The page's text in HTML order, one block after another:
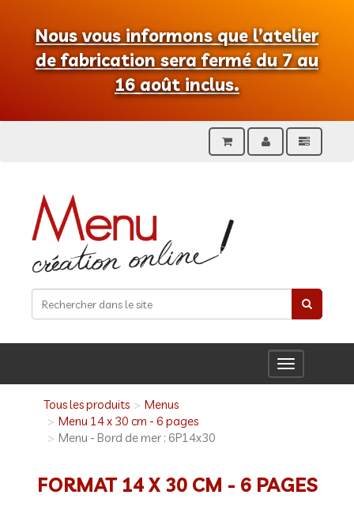
Nous vous informons que l’atelier
de fabrication sera fermé du 7 au
16 août inclus.
Toggle
navigation
Tous les produits
Menus
Menu 14 x 30 cm - 6 pages
Menu - Bord de mer : 6P14x30
FORMAT 14 X 30 CM - 6 PAGES